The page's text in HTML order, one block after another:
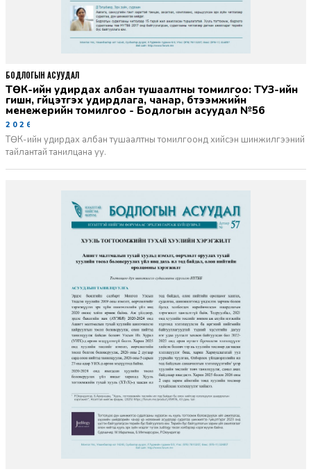
ТӨК-ийн удирдах албан тушаалтны томилгоо: ТУЗ-ийн
гишүүн, гүйцэтгэх удирдлага, чанар, бүтээмжийн
менежерийн томилгоо - Бодлогын асуудал №56
2026-06-02
ТӨК-ийн удирдах албан тушаалтны томилгоонд хийсэн шинжилгээний
тайлантай танилцана уу.
БОДЛОГЫН АСУУДАЛ